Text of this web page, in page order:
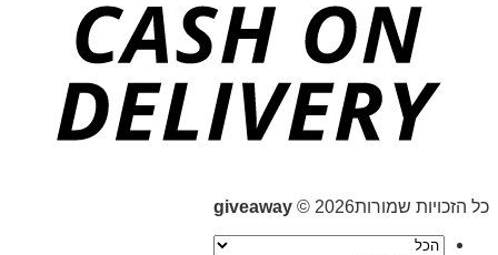
כל הזכויות שמורות2026 © giveaway